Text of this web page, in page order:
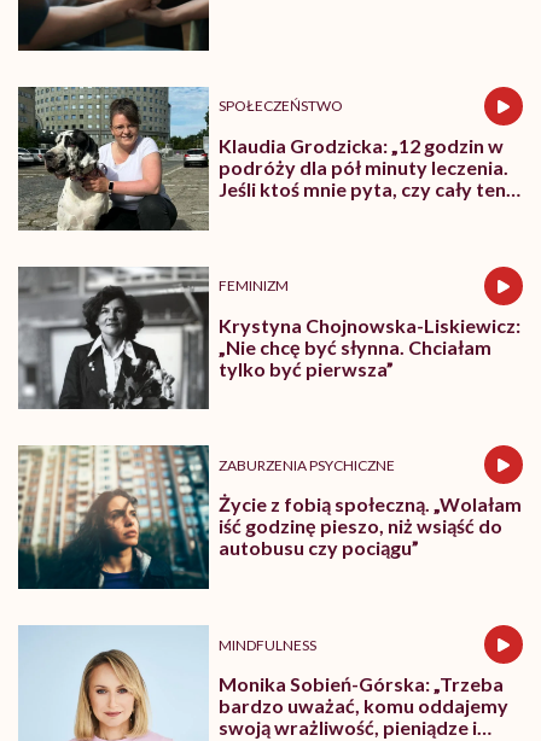
SPOŁECZEŃSTWO
Klaudia Grodzicka: „12 godzin w
podróży dla pół minuty leczenia.
Jeśli ktoś mnie pyta, czy cały ten
FEMINIZM
Krystyna Chojnowska-Liskiewicz:
„Nie chcę być słynna. Chciałam
tylko być pierwsza”
ZABURZENIA PSYCHICZNE
Życie z fobią społeczną. „Wolałam
iść godzinę pieszo, niż wsiąść do
autobusu czy pociągu”
MINDFULNESS
Monika Sobień-Górska: „Trzeba
bardzo uważać, komu oddajemy
swoją wrażliwość, pieniądze i